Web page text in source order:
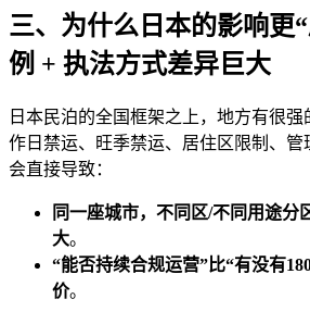
三、为什么日本的影响更
例 + 执法方式差异巨大
日本民泊的全国框架之上，地方有很
作日禁运、旺季禁运、居住区限制、
会直接导致：
同一座城市，不同区/不同用途分
大。
“能否持续合规运营”比“有没有
价。